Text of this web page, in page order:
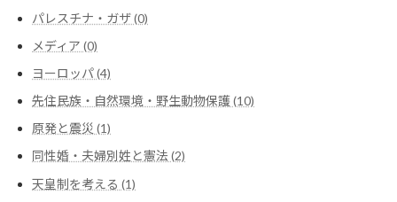
パレスチナ・ガザ (0)
メディア (0)
ヨーロッパ (4)
先住民族・自然環境・野生動物保護 (10)
原発と震災 (1)
同性婚・夫婦別姓と憲法 (2)
天皇制を考える (1)